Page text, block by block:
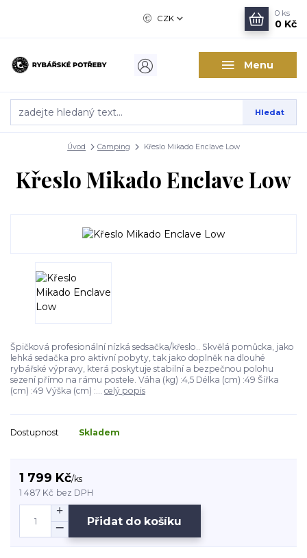
Menu
CZK
Hledat
0 ks
0 Kč
Úvod Camping Křeslo Mikado Enclave Low
Křeslo Mikado Enclave Low
Špičková profesionální nízká sedsačka/křeslo.. Skvělá pomůcka, jako
lehká sedačka pro aktivní pobyty, tak jako doplněk na dlouhé
rybářské výpravy, která poskytuje stabilní a bezpečnou polohu
sezení přímo na rámu postele. Váha (kg) :4,5 Délka (cm) :49 Šířka
(cm) :49 Výška (cm) :... celý popis
Dostupnost Skladem
1 799 Kč/ks
1 487 Kč bez DPH
Přidat do košíku